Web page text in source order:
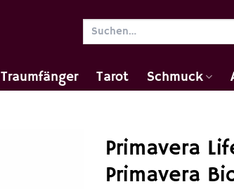
Suchen
Traumfänger Tarot Schmuck
Primavera
Primavera